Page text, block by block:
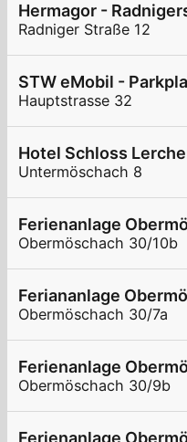
Hermagor -
Radniger Straße 12
STW eMobil -
Hauptstrasse 32
Hotel Schloss
Untermöschach 8
Ferienanlage
Obermöschach 30/10b
Feriananlage
Obermöschach 30/7a
Ferienanlage
Obermöschach 30/9b
Ferienanlage